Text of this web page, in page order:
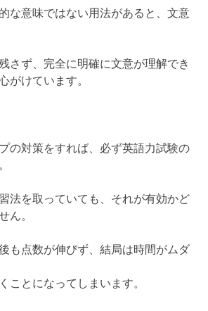
な意味ではない用法があると、文意
さず、完全に明確に文意が理解でき
がけています。
の対策をすれば、必ず英語力試験の
法を取っていても、それが有効かど
ん。
も点数が伸びず、結局は時間がムダ
ことになってしまいます。